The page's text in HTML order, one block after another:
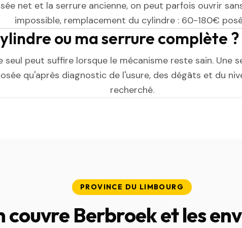
net et la serrure ancienne, on peut parfois ouvrir
impossible, remplacement du cylindre : 60-180€
ou ma serrure complète ?
seul peut suffire lorsque le mécanisme reste sain. Une
qu'après diagnostic de l'usure, des dégâts et du
recherché.
PROVINCE DU LIMBOURG
couvre Berbroek et les